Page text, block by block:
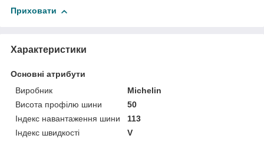
Приховати
Характеристики
Основні атрибути
Виробник
Michelin
Висота профілю шини
50
Індекс навантаження шини
113
Індекс швидкості
V